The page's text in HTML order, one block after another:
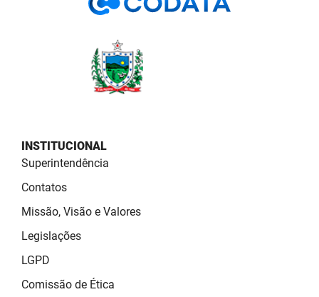
INSTITUCIONAL
Superintendência
Contatos
Missão, Visão e Valores
Legislações
LGPD
Comissão de Ética